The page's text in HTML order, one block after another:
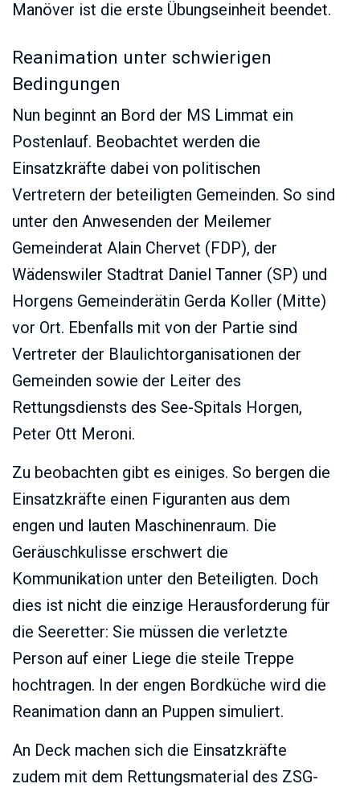
Manöver ist die erste Übungseinheit beendet.
Reanimation unter schwierigen
Bedingungen
Nun beginnt an Bord der MS Limmat ein
Postenlauf. Beobachtet werden die
Einsatzkräfte dabei von politischen
Vertretern der beteiligten Gemeinden. So sind
unter den Anwesenden der Meilemer
Gemeinderat Alain Chervet (FDP), der
Wädenswiler Stadtrat Daniel Tanner (SP) und
Horgens Gemeinderätin Gerda Koller (Mitte)
vor Ort. Ebenfalls mit von der Partie sind
Vertreter der Blaulichtorganisationen der
Gemeinden sowie der Leiter des
Rettungsdiensts des See-Spitals Horgen,
Peter Ott Meroni.
Zu beobachten gibt es einiges. So bergen die
Einsatzkräfte einen Figuranten aus dem
engen und lauten Maschinenraum. Die
Geräuschkulisse erschwert die
Kommunikation unter den Beteiligten. Doch
dies ist nicht die einzige Herausforderung für
die Seeretter: Sie müssen die verletzte
Person auf einer Liege die steile Treppe
hochtragen. In der engen Bordküche wird die
Reanimation dann an Puppen simuliert.
An Deck machen sich die Einsatzkräfte
zudem mit dem Rettungsmaterial des ZSG-